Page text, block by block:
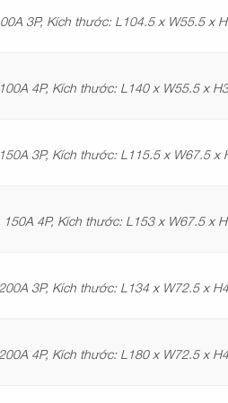
3P, Kích thước: L104.5 x W55.5 x
4P, Kích thước: L140 x W55.5 x
3P, Kích thước: L115.5 x W67.5 x
150A 4P, Kích thước: L153 x W67.5 x
3P, Kích thước: L134 x W72.5 x
4P, Kích thước: L180 x W72.5 x